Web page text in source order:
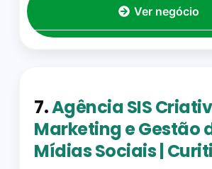
Tenho prazer em
como nossos
A mais de 1 ano
transgênero
PLANEJAMENTO
BOM (vídeos
Por se tratar de
único banheiro
e mulheres,
equipe). Já estou
em fazer um
Ver negócio
7.Agência SIS
Marketing e Gestão
Mídias Sociais |